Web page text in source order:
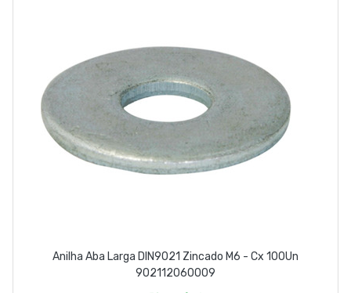
Anilha Aba Larga DIN9021 Zincado M6 - Cx 100Un
902112060009